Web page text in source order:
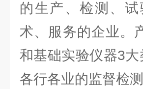
的生产、检测、
术、服务的企业。
和基础实验仪器3
各行各业的监督检测